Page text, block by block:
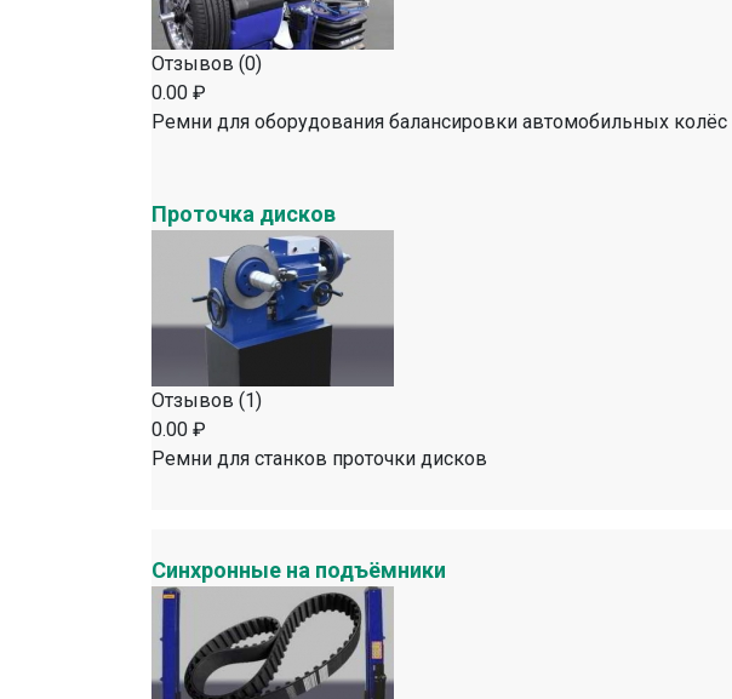
Отзывов (0)
0.00 ₽
Ремни для оборудования балансировки автомобильных колёс
Проточка дисков
Отзывов (1)
0.00 ₽
Ремни для станков проточки дисков
Синхронные на подъёмники